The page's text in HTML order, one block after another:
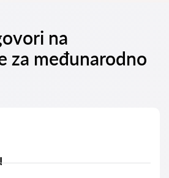
na
za međunarodno